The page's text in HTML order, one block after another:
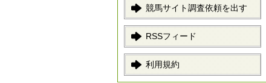
競馬サイト調査依頼を出す
RSSフィード
利用規約